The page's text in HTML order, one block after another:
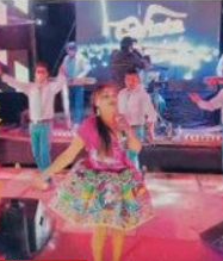
SANCHEZ
Grabó
video
clip
en
vivo
sin
playback